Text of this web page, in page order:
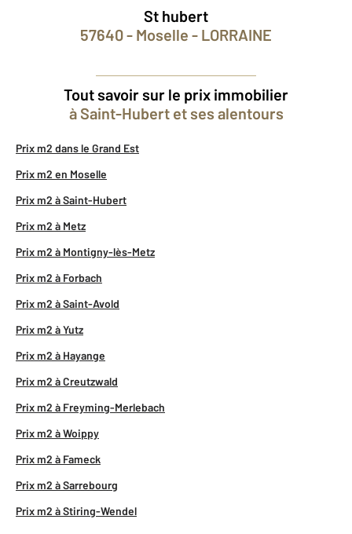
St hubert
57640 - Moselle - LORRAINE
Tout savoir sur le prix immobilier
à Saint-Hubert et ses alentours
Prix m2 dans le Grand Est
Prix m2 en Moselle
Prix m2 à Saint-Hubert
Prix m2 à Metz
Prix m2 à Montigny-lès-Metz
Prix m2 à Forbach
Prix m2 à Saint-Avold
Prix m2 à Yutz
Prix m2 à Hayange
Prix m2 à Creutzwald
Prix m2 à Freyming-Merlebach
Prix m2 à Woippy
Prix m2 à Fameck
Prix m2 à Sarrebourg
Prix m2 à Stiring-Wendel